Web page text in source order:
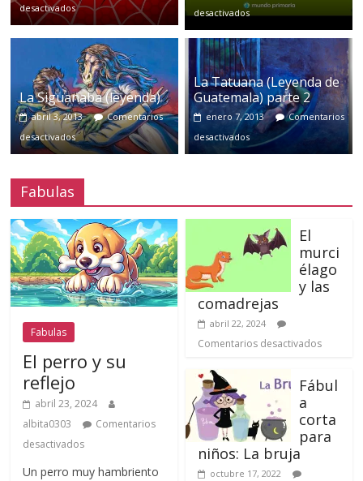
desactivados
desactivados
La Siguanaba (leyenda)
abril 3, 2013
Comentarios
desactivados
La Tatuana (Leyenda de
Guatemala) parte 2
enero 7, 2013
Comentarios
desactivados
Fabulas
Fabulas
El perro y su
reflejo
abril 23, 2024
albita0303
Comentarios
desactivados
Un perro muy hambriento
El
murci
élago
y las
comadrejas
abril 22, 2024
Comentarios desactivados
Fábul
a
corta
para
niños: La bruja
octubre 17, 2022